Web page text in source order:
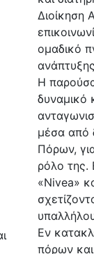
και
Διοίκηση
ομαδικό
Η παρούσα
δυναμικό
μέσα από
Πόρων,
ρόλο της.
«Nivea»
Εν